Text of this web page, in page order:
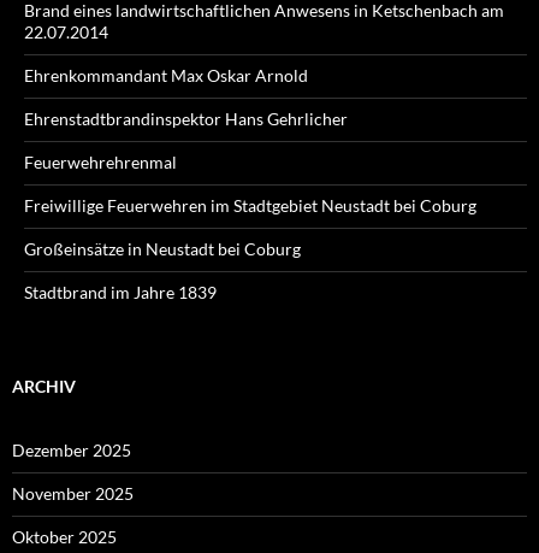
Brand eines landwirtschaftlichen Anwesens in Ketschenbach am
22.07.2014
Ehrenkommandant Max Oskar Arnold
Ehrenstadtbrandinspektor Hans Gehrlicher
Feuerwehrehrenmal
Freiwillige Feuerwehren im Stadtgebiet Neustadt bei Coburg
Großeinsätze in Neustadt bei Coburg
Stadtbrand im Jahre 1839
ARCHIV
Dezember 2025
November 2025
Oktober 2025